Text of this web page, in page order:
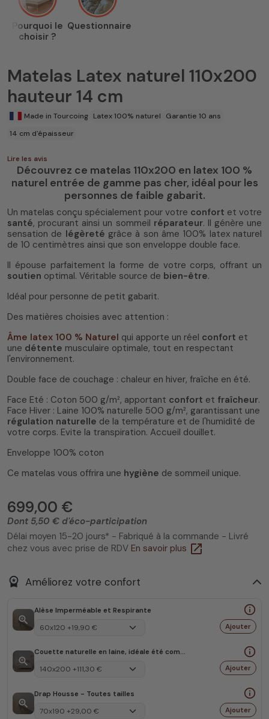
Pourquoi le
choisir ?
Questionnaire
Matelas Latex naturel 110x200
hauteur 14 cm
Made in Tourcoing Latex 100% naturel
Garantie 10 ans
14 cm d'épaisseur
Lire les avis
Découvrez ce matelas 110x200 en latex 100 %
naturel entrée de gamme pas cher, idéal pour les
personnes de faible gabarit.
Un matelas conçu spécialement pour votre confort et votre
santé, procurant ainsi un sommeil réparateur. Il génère une
sensation de légèreté grâce à son âme 100% latex naturel
de 10 centimètres ainsi que son enveloppe double face.
Il épouse parfaitement la forme de votre corps, offrant un
soutien optimal. Véritable source de bien-être.
Idéal pour personne de petit gabarit.
Des matières choisies avec attention :
Âme latex 100 % Naturel qui apporte un réel confort et
une détente musculaire optimale, tout en respectant
l'environnement.
Double face de couchage : chaleur en hiver, fraîche en été.
Face Eté : Coton 500 g/m², apportant confort et fraîcheur.
Face Hiver : Laine 100% naturelle 500 g/m², garantissant une
régulation naturelle de la température et de l'humidité de
votre corps. Evite la transpiration. Accueil douillet.
Enveloppe 100% coton
Ce matelas vous offrira une hygiène de sommeil unique.
699,00 €
Dont 5,50 € d'éco-participation
Délai moyen 15-20 jours* - Fabriqué à la commande - Livré
chez vous avec prise de RDV En savoir plus open_in_new
workspace_premium Améliorez votre confort
zoom_in
Alèse Imperméable et Respirante info_outline
Ajouter
zoom_in
Couette naturelle en laine, idéale été comme hiver info_outline
Ajouter
zoom_in
Drap Housse - Toutes tailles info_outline
Ajouter